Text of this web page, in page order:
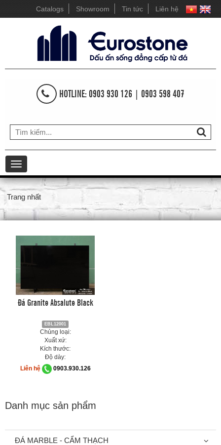
Catalogs Showroom Tin tức Liên hệ
HOTLINE: 0903 930 126 | 0903 598 407
Toggle
navigation
Trang nhất
Đá Granite Absalute Black
EBL12001
Chủng loại:
Xuất xứ:
Kích thước:
Độ dày:
Liên hệ
0903.930.126
Danh mục sản phẩm
ĐÁ MARBLE - CẨM THẠCH